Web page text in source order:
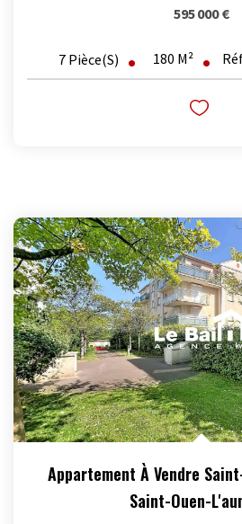
595 000 €
7 Pièce(s) 180 M²
Appartement À Vendre
Saint-Ouen-